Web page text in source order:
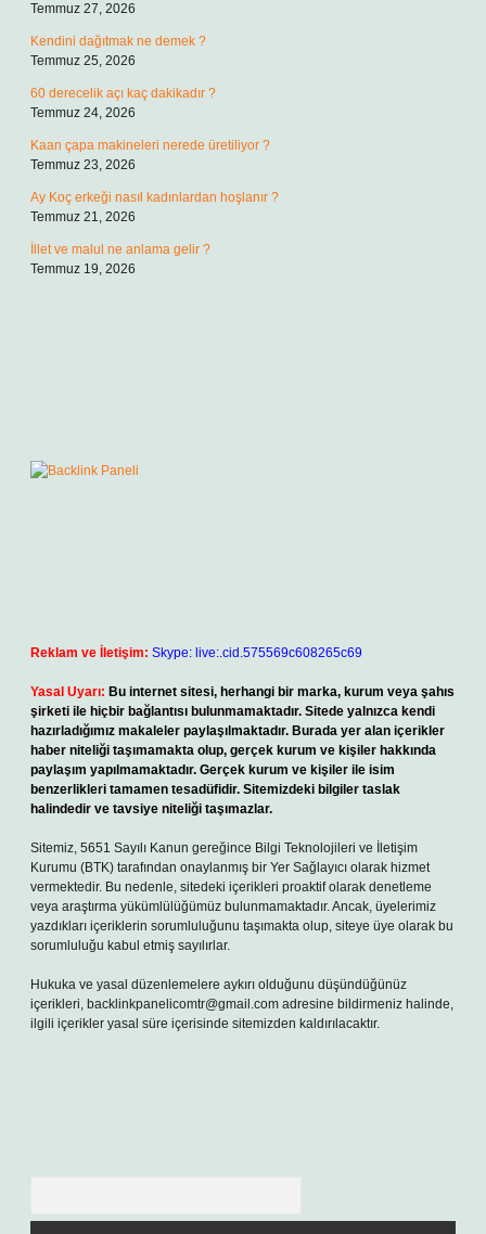
Temmuz 27, 2026
Kendini dağıtmak ne demek ?
Temmuz 25, 2026
60 derecelik açı kaç dakikadır ?
Temmuz 24, 2026
Kaan çapa makineleri nerede üretiliyor ?
Temmuz 23, 2026
Ay Koç erkeği nasıl kadınlardan hoşlanır ?
Temmuz 21, 2026
İllet ve malul ne anlama gelir ?
Temmuz 19, 2026
Reklam ve İletişim: Skype: live:.cid.575569c608265c69
Yasal Uyarı: Bu internet sitesi, herhangi bir marka, kurum veya şahıs
şirketi ile hiçbir bağlantısı bulunmamaktadır. Sitede yalnızca kendi
hazırladığımız makaleler paylaşılmaktadır. Burada yer alan içerikler
haber niteliği taşımamakta olup, gerçek kurum ve kişiler hakkında
paylaşım yapılmamaktadır. Gerçek kurum ve kişiler ile isim
benzerlikleri tamamen tesadüfidir. Sitemizdeki bilgiler taslak
halindedir ve tavsiye niteliği taşımazlar.
Sitemiz, 5651 Sayılı Kanun gereğince Bilgi Teknolojileri ve İletişim
Kurumu (BTK) tarafından onaylanmış bir Yer Sağlayıcı olarak hizmet
vermektedir. Bu nedenle, sitedeki içerikleri proaktif olarak denetleme
veya araştırma yükümlülüğümüz bulunmamaktadır. Ancak, üyelerimiz
yazdıkları içeriklerin sorumluluğunu taşımakta olup, siteye üye olarak bu
sorumluluğu kabul etmiş sayılırlar.
Hukuka ve yasal düzenlemelere aykırı olduğunu düşündüğünüz
içerikleri, backlinkpanelicomtr@gmail.com adresine bildirmeniz halinde,
ilgili içerikler yasal süre içerisinde sitemizden kaldırılacaktır.